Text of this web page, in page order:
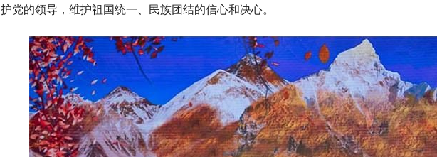
护党的领导，维护祖国统一、民族团结的信心和决心。